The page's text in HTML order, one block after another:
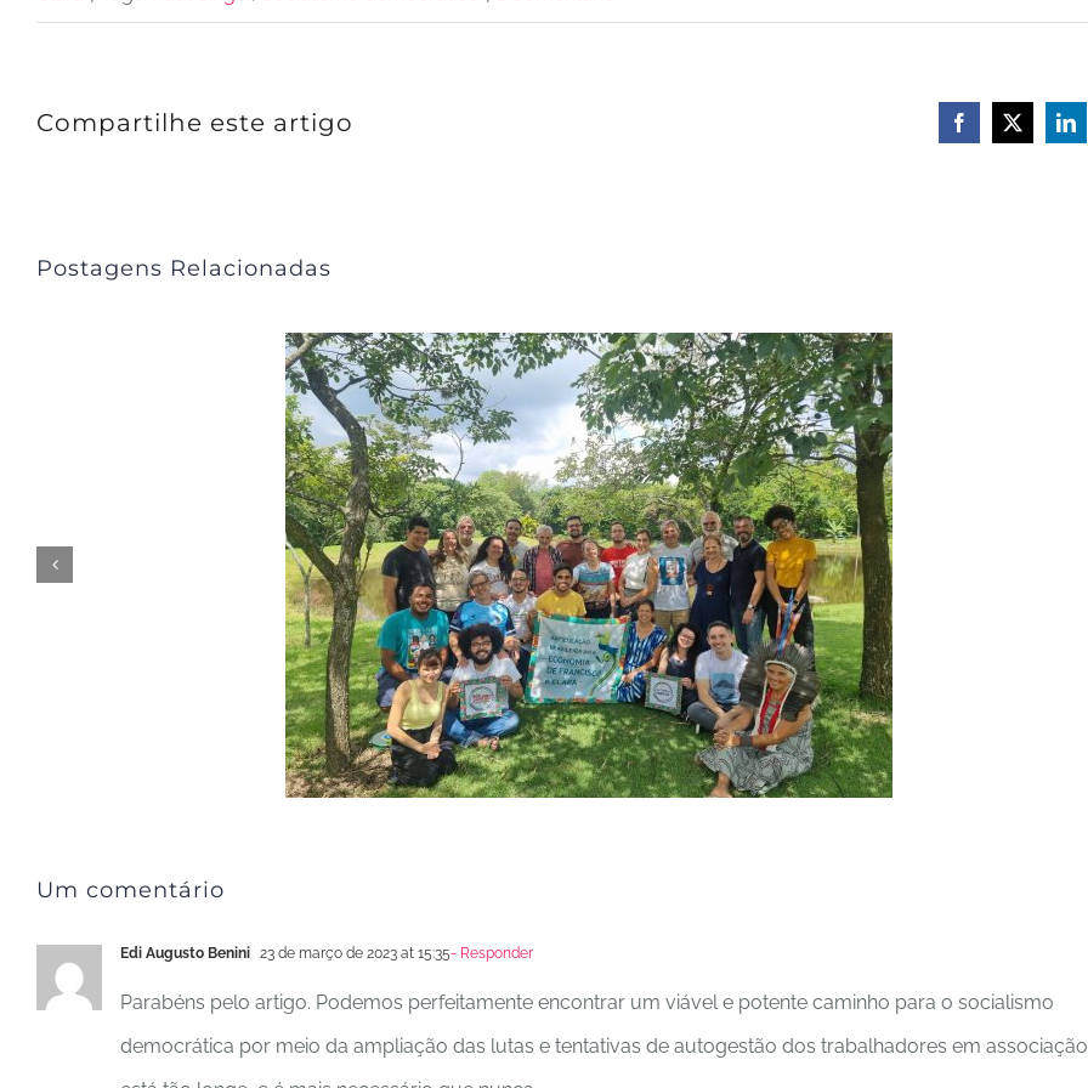
Compartilhe este artigo Facebook
X
Postagens Relacionadas
Um comentário
Edi Augusto Benini 23 de março de 2023 at 15:35- Responder
Parabéns pelo artigo. Podemos perfeitamente encontrar um viável e potente caminho para o socialismo
democrática por meio da ampliação das lutas e tentativas de autogestão dos trabalhadores em